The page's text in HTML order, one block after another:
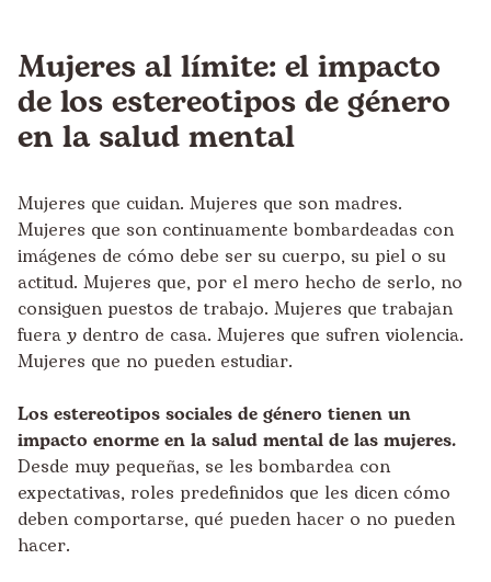
Mujeres al límite: el impacto
de los estereotipos de género
en la salud mental
Mujeres que cuidan. Mujeres que son madres.
Mujeres que son continuamente bombardeadas con
imágenes de cómo debe ser su cuerpo, su piel o su
actitud. Mujeres que, por el mero hecho de serlo, no
consiguen puestos de trabajo. Mujeres que trabajan
fuera y dentro de casa. Mujeres que sufren violencia.
Mujeres que no pueden estudiar.
Los estereotipos sociales de género tienen un
impacto enorme en la salud mental de las mujeres.
Desde muy pequeñas, se les bombardea con
expectativas, roles predefinidos que les dicen cómo
deben comportarse, qué pueden hacer o no pueden
hacer.